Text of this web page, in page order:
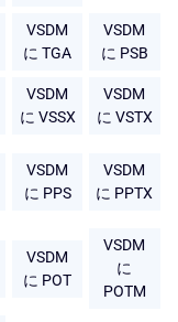
VSDM
に TGA
VSDM
に PSB
VSDM
に VSSX
VSDM
に VSTX
VSDM
に PPS
VSDM
に PPTX
VSDM
に POT
VSDM
に
POTM